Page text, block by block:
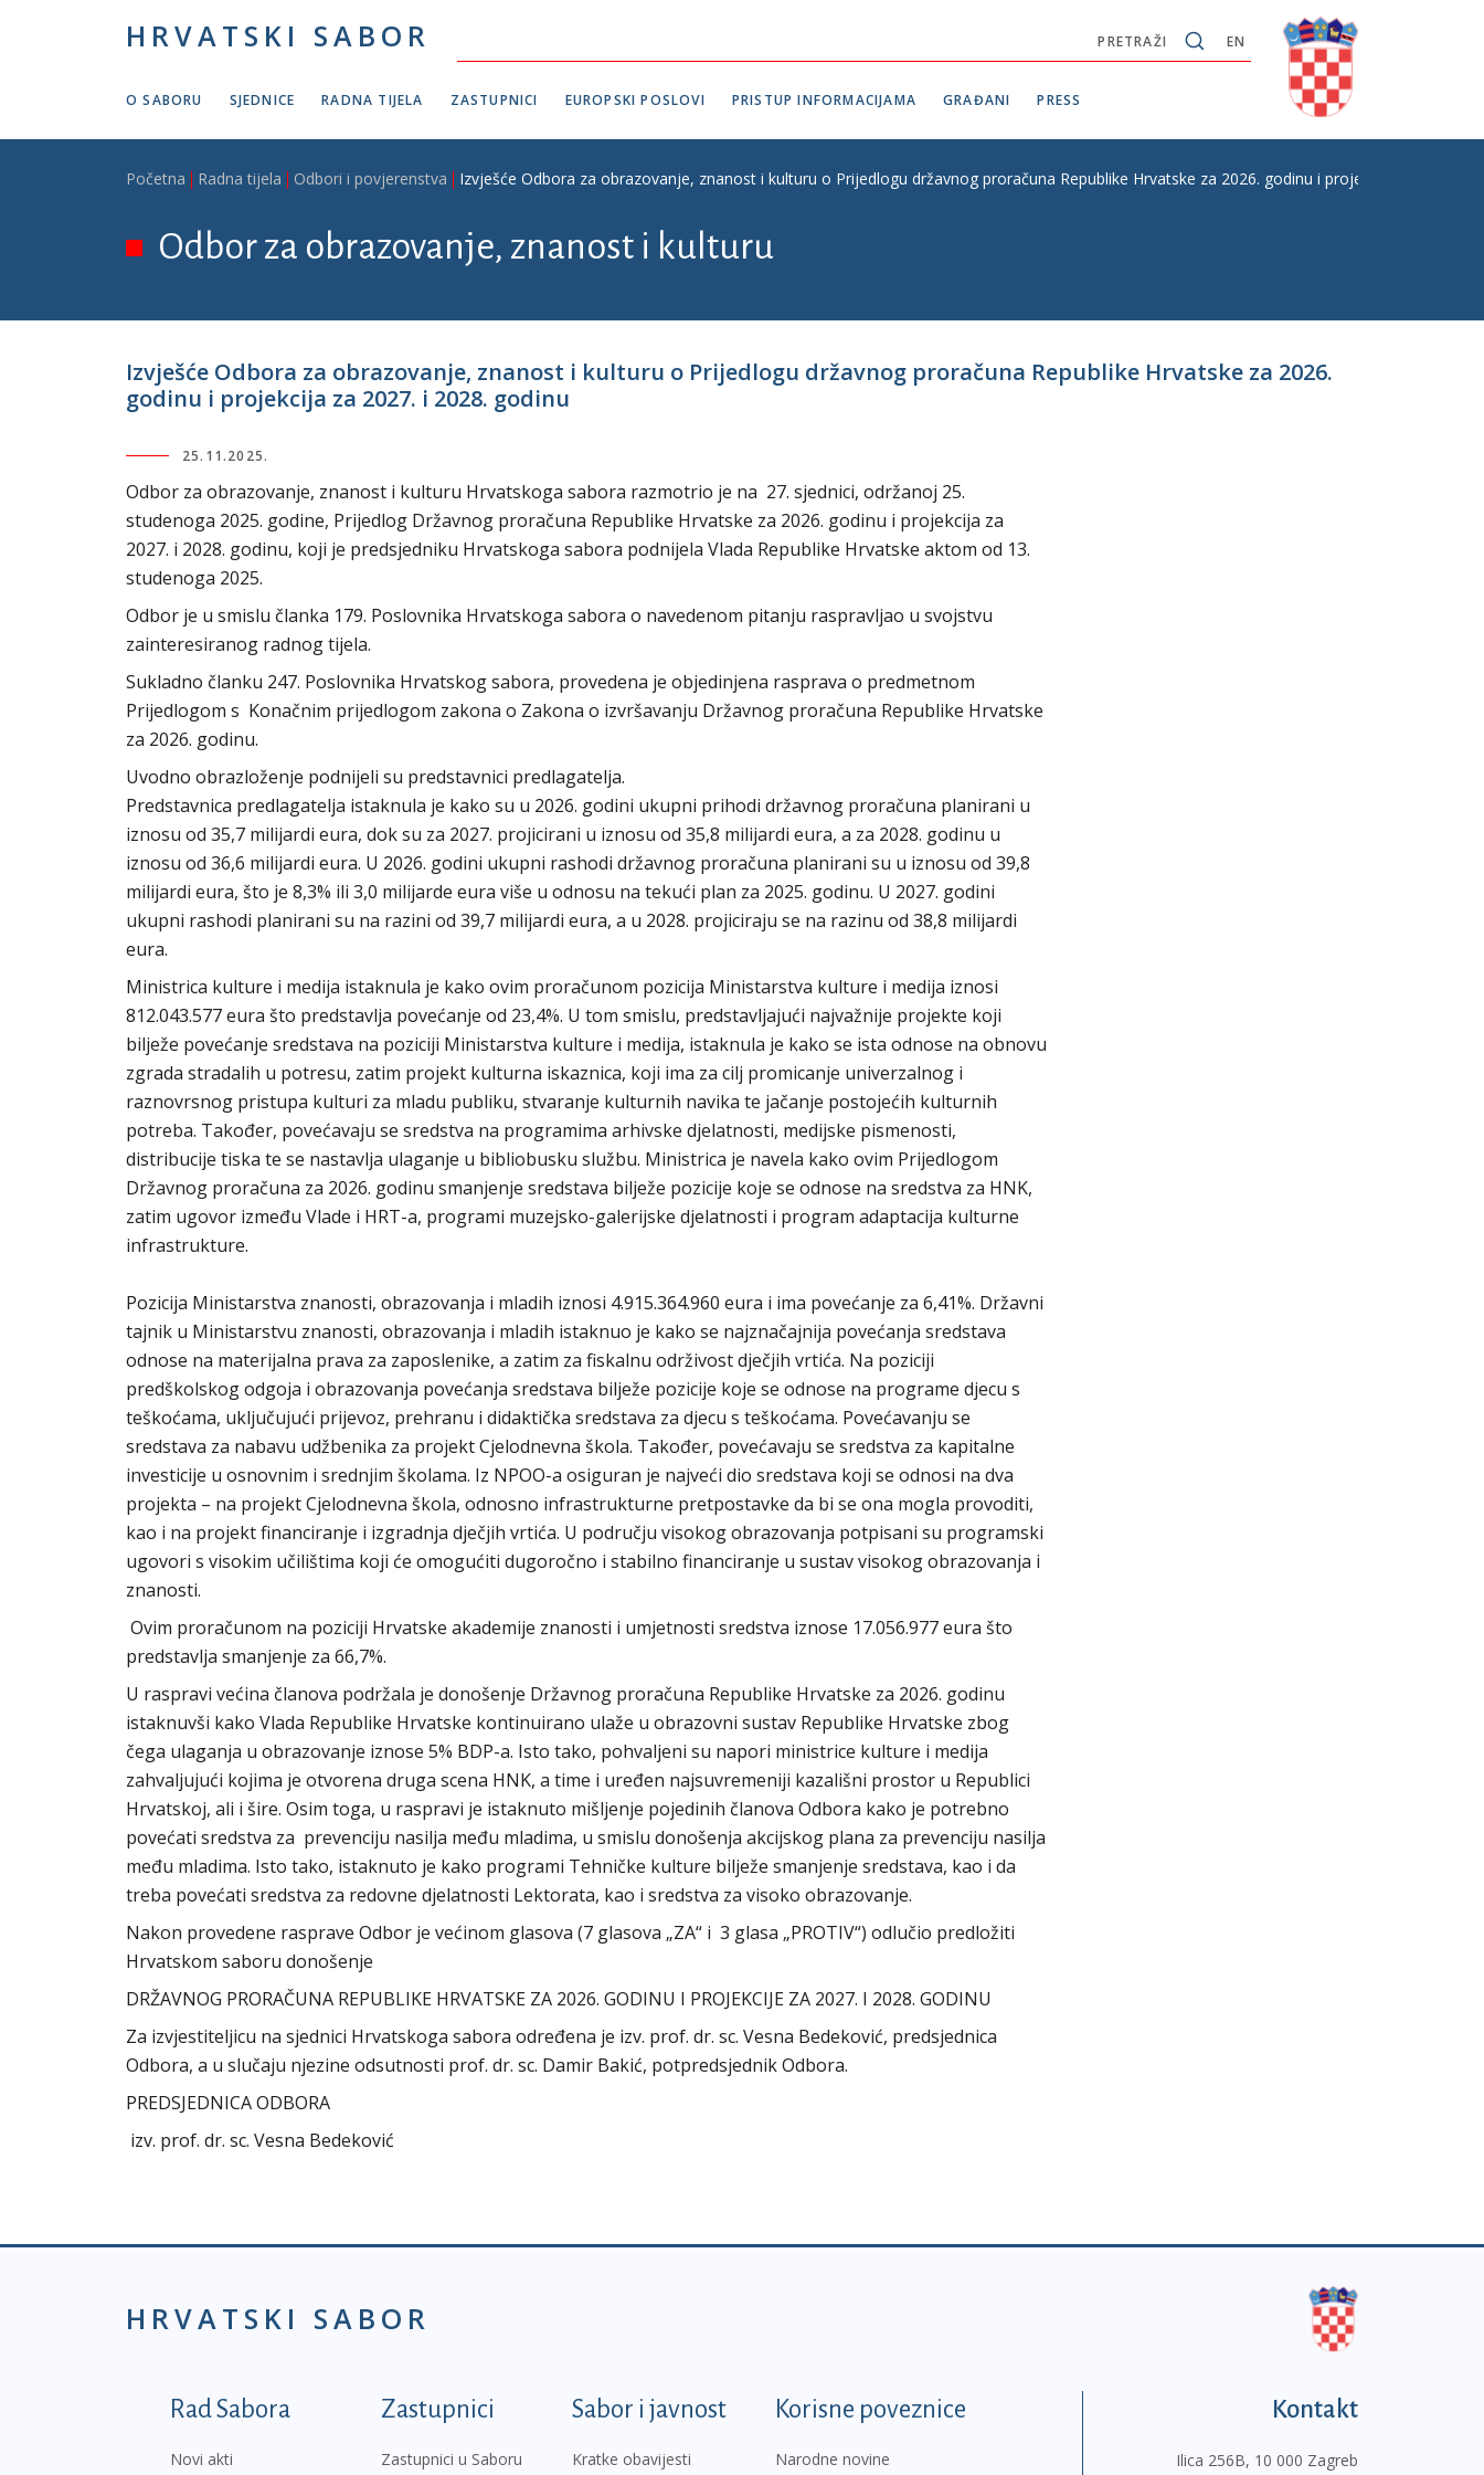
HRVATSKI SABOR EN
PRETRAŽI
O SABORU SJEDNICE RADNA TIJELA ZASTUPNICI EUROPSKI POSLOVI PRISTUP INFORMACIJAMA GRAĐANI PRESS
Breadcrumb
Početna Radna tijela Odbori i povjerenstva Izvješće Odbora za obrazovanje, znanost i kulturu o Prijedlogu državnog proračuna Republike Hrvatske za 2026. godinu i projekcija za 2027. i
Odbor za obrazovanje, znanost i kulturu
Izvješće Odbora za obrazovanje, znanost i kulturu o Prijedlogu državnog proračuna Republike Hrvatske za 2026.
godinu i projekcija za 2027. i 2028. godinu
25.11.2025.
Odbor za obrazovanje, znanost i kulturu Hrvatskoga sabora razmotrio je na 27. sjednici, održanoj 25.
studenoga 2025. godine, Prijedlog Državnog proračuna Republike Hrvatske za 2026. godinu i projekcija za
2027. i 2028. godinu, koji je predsjedniku Hrvatskoga sabora podnijela Vlada Republike Hrvatske aktom od 13.
studenoga 2025.
Odbor je u smislu članka 179. Poslovnika Hrvatskoga sabora o navedenom pitanju raspravljao u svojstvu
zainteresiranog radnog tijela.
Sukladno članku 247. Poslovnika Hrvatskog sabora, provedena je objedinjena rasprava o predmetnom
Prijedlogom s Konačnim prijedlogom zakona o Zakona o izvršavanju Državnog proračuna Republike Hrvatske
za 2026. godinu.
Uvodno obrazloženje podnijeli su predstavnici predlagatelja.
Predstavnica predlagatelja istaknula je kako su u 2026. godini ukupni prihodi državnog proračuna planirani u
iznosu od 35,7 milijardi eura, dok su za 2027. projicirani u iznosu od 35,8 milijardi eura, a za 2028. godinu u
iznosu od 36,6 milijardi eura. U 2026. godini ukupni rashodi državnog proračuna planirani su u iznosu od 39,8
milijardi eura, što je 8,3% ili 3,0 milijarde eura više u odnosu na tekući plan za 2025. godinu. U 2027. godini
ukupni rashodi planirani su na razini od 39,7 milijardi eura, a u 2028. projiciraju se na razinu od 38,8 milijardi
eura.
Ministrica kulture i medija istaknula je kako ovim proračunom pozicija Ministarstva kulture i medija iznosi
812.043.577 eura što predstavlja povećanje od 23,4%. U tom smislu, predstavljajući najvažnije projekte koji
bilježe povećanje sredstava na poziciji Ministarstva kulture i medija, istaknula je kako se ista odnose na obnovu
zgrada stradalih u potresu, zatim projekt kulturna iskaznica, koji ima za cilj promicanje univerzalnog i
raznovrsnog pristupa kulturi za mladu publiku, stvaranje kulturnih navika te jačanje postojećih kulturnih
potreba. Također, povećavaju se sredstva na programima arhivske djelatnosti, medijske pismenosti,
distribucije tiska te se nastavlja ulaganje u bibliobusku službu. Ministrica je navela kako ovim Prijedlogom
Državnog proračuna za 2026. godinu smanjenje sredstava bilježe pozicije koje se odnose na sredstva za HNK,
zatim ugovor između Vlade i HRT-a, programi muzejsko-galerijske djelatnosti i program adaptacija kulturne
infrastrukture.
Pozicija Ministarstva znanosti, obrazovanja i mladih iznosi 4.915.364.960 eura i ima povećanje za 6,41%. Državni
tajnik u Ministarstvu znanosti, obrazovanja i mladih istaknuo je kako se najznačajnija povećanja sredstava
odnose na materijalna prava za zaposlenike, a zatim za fiskalnu održivost dječjih vrtića. Na poziciji
predškolskog odgoja i obrazovanja povećanja sredstava bilježe pozicije koje se odnose na programe djecu s
teškoćama, uključujući prijevoz, prehranu i didaktička sredstava za djecu s teškoćama. Povećavanju se
sredstava za nabavu udžbenika za projekt Cjelodnevna škola. Također, povećavaju se sredstva za kapitalne
investicije u osnovnim i srednjim školama. Iz NPOO-a osiguran je najveći dio sredstava koji se odnosi na dva
projekta – na projekt Cjelodnevna škola, odnosno infrastrukturne pretpostavke da bi se ona mogla provoditi,
kao i na projekt financiranje i izgradnja dječjih vrtića. U području visokog obrazovanja potpisani su programski
ugovori s visokim učilištima koji će omogućiti dugoročno i stabilno financiranje u sustav visokog obrazovanja i
znanosti.
Ovim proračunom na poziciji Hrvatske akademije znanosti i umjetnosti sredstva iznose 17.056.977 eura što
predstavlja smanjenje za 66,7%.
U raspravi većina članova podržala je donošenje Državnog proračuna Republike Hrvatske za 2026. godinu
istaknuvši kako Vlada Republike Hrvatske kontinuirano ulaže u obrazovni sustav Republike Hrvatske zbog
čega ulaganja u obrazovanje iznose 5% BDP-a. Isto tako, pohvaljeni su napori ministrice kulture i medija
zahvaljujući kojima je otvorena druga scena HNK, a time i uređen najsuvremeniji kazališni prostor u Republici
Hrvatskoj, ali i šire. Osim toga, u raspravi je istaknuto mišljenje pojedinih članova Odbora kako je potrebno
povećati sredstva za prevenciju nasilja među mladima, u smislu donošenja akcijskog plana za prevenciju nasilja
među mladima. Isto tako, istaknuto je kako programi Tehničke kulture bilježe smanjenje sredstava, kao i da
treba povećati sredstva za redovne djelatnosti Lektorata, kao i sredstva za visoko obrazovanje.
Nakon provedene rasprave Odbor je većinom glasova (7 glasova „ZA“ i 3 glasa „PROTIV“) odlučio predložiti
Hrvatskom saboru donošenje
DRŽAVNOG PRORAČUNA REPUBLIKE HRVATSKE ZA 2026. GODINU I PROJEKCIJE ZA 2027. I 2028. GODINU
Za izvjestiteljicu na sjednici Hrvatskoga sabora određena je izv. prof. dr. sc. Vesna Bedeković, predsjednica
Odbora, a u slučaju njezine odsutnosti prof. dr. sc. Damir Bakić, potpredsjednik Odbora.
PREDSJEDNICA ODBORA
izv. prof. dr. sc. Vesna Bedeković
HRVATSKI SABOR
Podnožje prvi izbornik
Rad Sabora
Novi akti
Zastupnici
Zastupnici u Saboru
Sabor i javnost
Kratke obavijesti
Korisne poveznice
Narodne novine
Kontakt
Ilica 256B, 10 000 Zagreb